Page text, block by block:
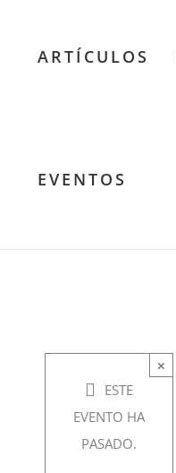
ARTÍCULOS
EVENTOS
×
ESTE
EVENTO HA
PASADO.
Curso
2025 @
7:30 pm
-9:00
pm